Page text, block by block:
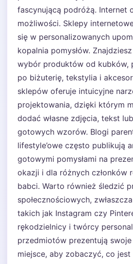
fascynującą podróżą. Internet
możliwości. Sklepy
się w personalizowanych
kopalnia pomysłów.
wybór produktów od kubków,
po biżuterię, tekstylia i
sklepów oferuje intuicyjne
projektowania, dzięki którym
dodać własne zdjęcia, tekst
gotowych wzorów. Blogi
lifestyle’owe często publikują
gotowymi pomysłami na
okazji i dla różnych członków
babci. Warto również śledzić
społecznościowych,
takich jak Instagram czy
rękodzielnicy i twórcy
przedmiotów prezentują
miejsce, aby zobaczyć, co